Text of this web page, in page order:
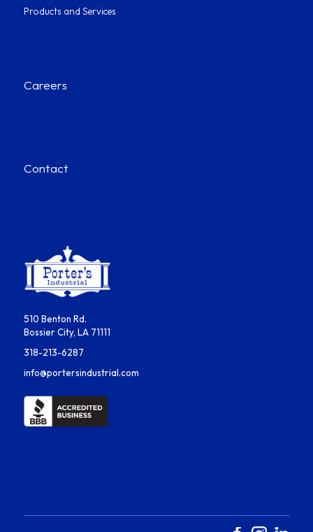
Products and Services
Careers
Contact
510 Benton Rd.
Bossier City, LA 71111
318-213-6287
info@portersindustrial.com